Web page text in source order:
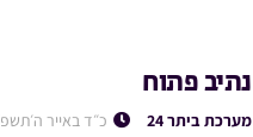
נתיב פתוח
מערכת ביתר 24 כ״ד באייר